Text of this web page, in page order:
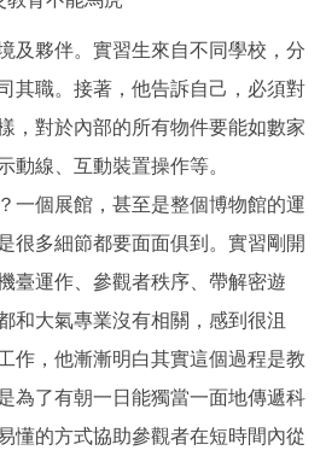
及夥伴。實習生來自不同學校，分
其職。接著，他告訴自己，必須對
，對於內部的所有物件要能如數家
動線、互動裝置操作等。
一個展館，甚至是整個博物館的運
很多細節都要面面俱到。實習剛開
臺運作、參觀者秩序、帶解密遊
和大氣專業沒有相關，感到很沮
作，他漸漸明白其實這個過程是教
為了有朝一日能獨當一面地傳遞科
懂的方式協助參觀者在短時間內從